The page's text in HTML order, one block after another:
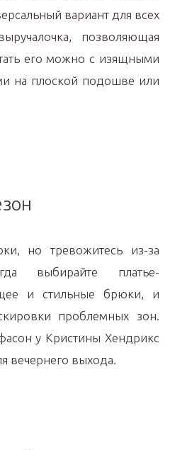
вариант для всех
позволяющая
его можно с изящными
на плоской подошве или
но тревожитесь из-за
выбирайте платье-
и стильные брюки, и
проблемных зон.
у Кристины Хендрикс
вечернего выхода.